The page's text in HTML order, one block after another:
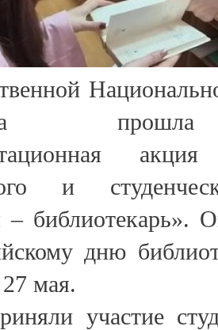
прошла
и
– библиотекарь».
дню
27 мая.
участие